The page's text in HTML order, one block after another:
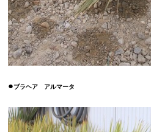
●ブラヘア アルマータ